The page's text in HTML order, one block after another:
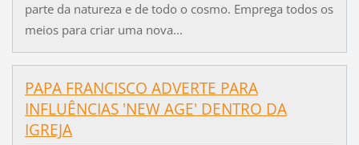
parte da natureza e de todo o cosmo. Emprega todos os
meios para criar uma nova...
PAPA FRANCISCO ADVERTE PARA
INFLUÊNCIAS 'NEW AGE' DENTRO DA
IGREJA